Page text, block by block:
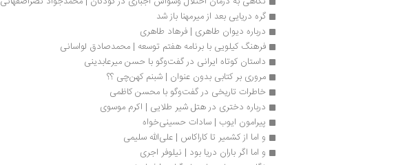
گره دریایی بعد از میرمهنا باز شد
درباره دیوان طاهری | فرهاد طاهری
فرهنگ کیلویی با برنامه هفتم توسعه | محمدصادق لواسانی
داستان كوتاه ایرانی در گفت‌وگو با حسن میرعابدینی
مروری بر کتابی بدون عنوان | شبنم کهن‌چی ؟؟
خاطرات تاریخی در گفت‌وگو با محسن کاظمی
درباره دختری در هتل شیر طلایی | اکرم موسوی
پیرامون ایوب | سادات حسینی‌خواه
و اما از کشمیر تا کاراکاس | علی‌الله سلیمی
و اما اگر باران دریا بود | نیلوفر اجری